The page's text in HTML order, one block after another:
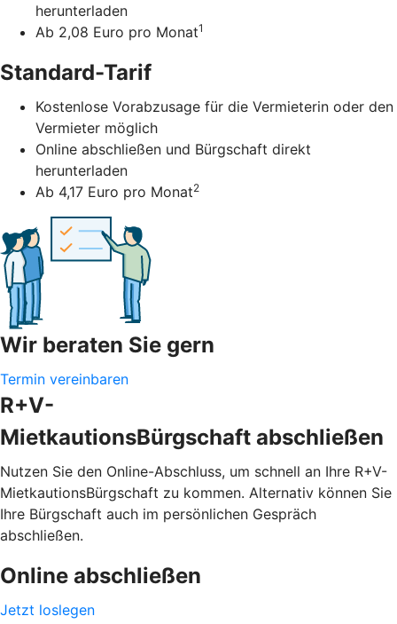
herunterladen
Ab 2,08 Euro pro Monat1
Standard-Tarif
Kostenlose Vorabzusage für die Vermieterin oder den
Vermieter möglich
Online abschließen und Bürgschaft direkt
herunterladen
Ab 4,17 Euro pro Monat2
Wir beraten Sie gern
Termin vereinbaren
R+V-
MietkautionsBürgschaft abschließen
Nutzen Sie den Online-Abschluss, um schnell an Ihre R+V-
MietkautionsBürgschaft zu kommen. Alternativ können Sie
Ihre Bürgschaft auch im persönlichen Gespräch
abschließen.
Online abschließen
Jetzt loslegen